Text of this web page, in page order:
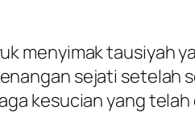
menyimak tausiyah
sejati setelah
kesucian yang telah